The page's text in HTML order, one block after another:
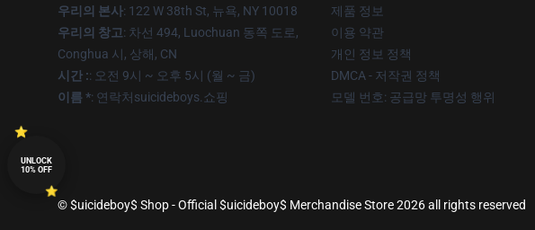
우리의 본사: 122 W 38th St, 뉴욕, NY 10018
우리의 창고: 차선 494, Luochuan 동쪽 도로,
Conghua 시, 상해, CN
시간 :: 오전 9시 ~ 오후 5시 (월 ~ 금)
이름 *: 연락처suicideboys.쇼핑
제품 정보
이용 약관
개인 정보 정책
DMCA - 저작권 정책
모델 번호: 공급망 투명성 행위
© $uicideboy$ Shop - Official $uicideboy$ Merchandise Store 2026 all rights reserved
UNLOCK
10% OFF